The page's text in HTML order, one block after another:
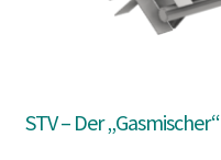
STV – Der „Gasmischer“